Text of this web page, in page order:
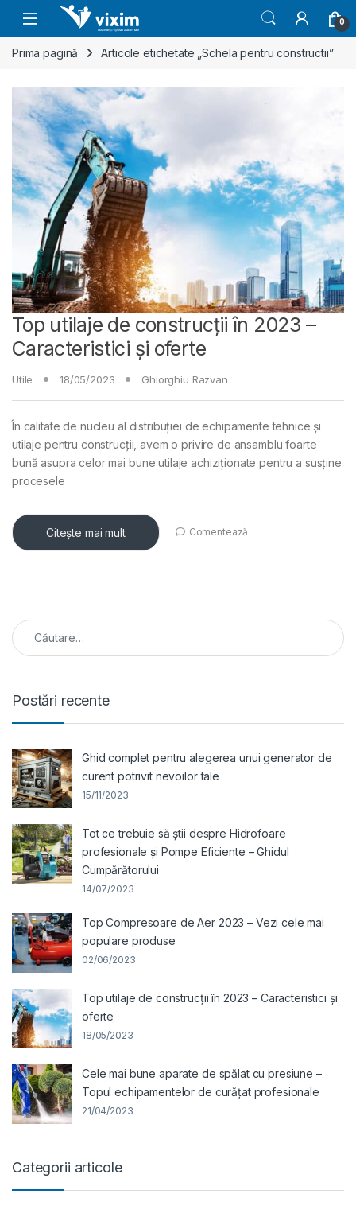
Skip to navigation
Skip to content
0
Prima pagină Articole etichetate „Schela pentru constructii”
Top utilaje de construcții în 2023 –
Caracteristici și oferte
Utile 18/05/2023 Ghiorghiu Razvan
În calitate de nucleu al distribuției de echipamente tehnice și
utilaje pentru construcții, avem o privire de ansamblu foarte
bună asupra celor mai bune utilaje achiziționate pentru a susține
procesele
Citește mai mult Comentează
Caută după:
Postări recente
Ghid complet pentru alegerea unui generator de
curent potrivit nevoilor tale
15/11/2023
Tot ce trebuie să știi despre Hidrofoare
profesionale și Pompe Eficiente – Ghidul
Cumpărătorului
14/07/2023
Top Compresoare de Aer 2023 – Vezi cele mai
populare produse
02/06/2023
Top utilaje de construcții în 2023 – Caracteristici și
oferte
18/05/2023
Cele mai bune aparate de spălat cu presiune –
Topul echipamentelor de curățat profesionale
21/04/2023
Categorii articole